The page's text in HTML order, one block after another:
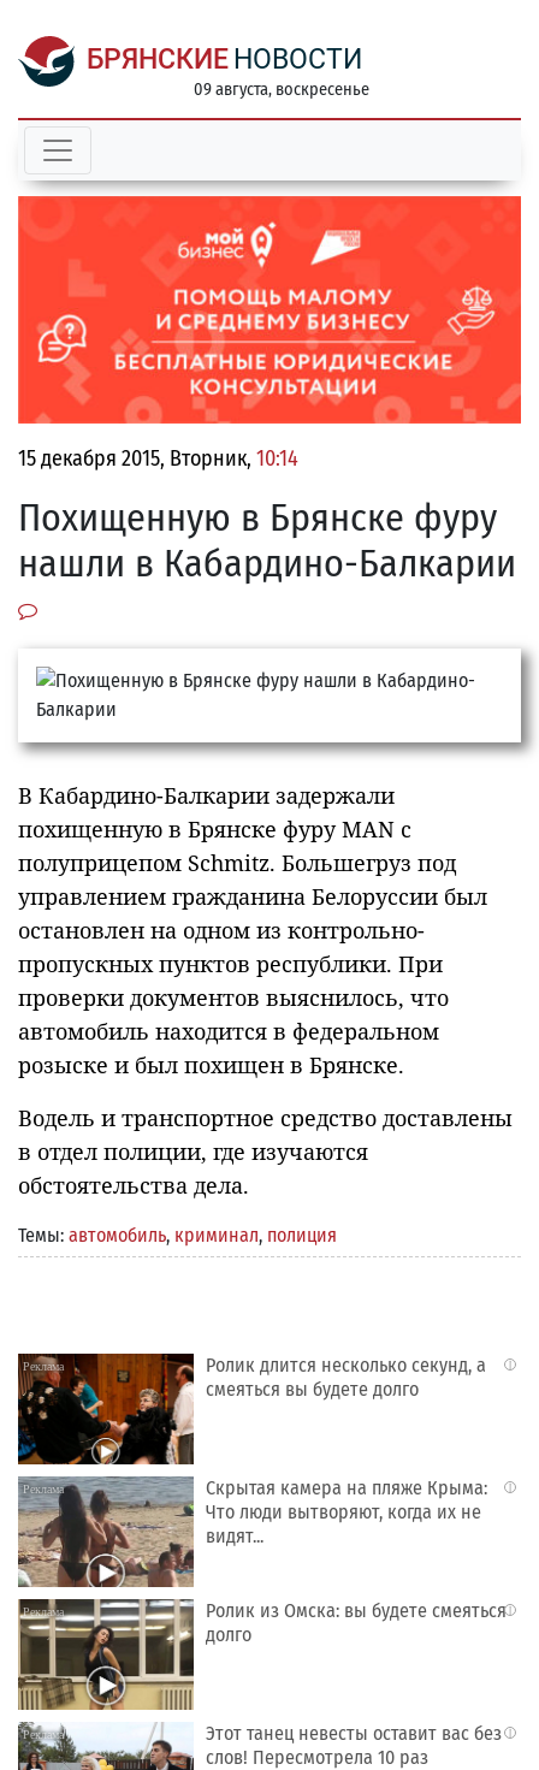
БРЯНСКИЕ НОВОСТИ
09 августа, воскресенье
15 декабря 2015, Вторник, 10:14
Похищенную в Брянске фуру
нашли в Кабардино-Балкарии
В Кабардино-Балкарии задержали
похищенную в Брянске фуру MAN с
полуприцепом Schmitz. Большегруз под
управлением гражданина Белоруссии был
остановлен на одном из контрольно-
пропускных пунктов республики. При
проверки документов выяснилось, что
автомобиль находится в федеральном
розыске и был похищен в Брянске.
Водель и транспортное средство доставлены
в отдел полиции, где изучаются
обстоятельства дела.
Темы: автомобиль, криминал, полиция
i
Ролик длится несколько секунд, а
смеяться вы будете долго
i
Скрытая камера на пляже Крыма:
Что люди вытворяют, когда их не
видят...
i
Ролик из Омска: вы будете смеяться
долго
i
Этот танец невесты оставит вас без
слов! Пересмотрела 10 раз